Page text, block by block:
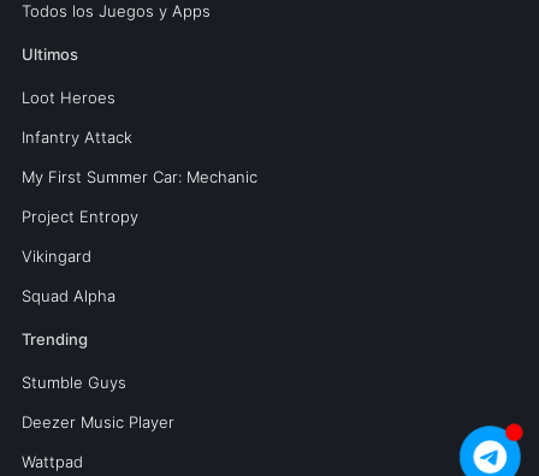
Todos los Juegos y Apps
Ultimos
Loot Heroes
Infantry Attack
My First Summer Car: Mechanic
Project Entropy
Vikingard
Squad Alpha
Trending
Stumble Guys
Deezer Music Player
Wattpad